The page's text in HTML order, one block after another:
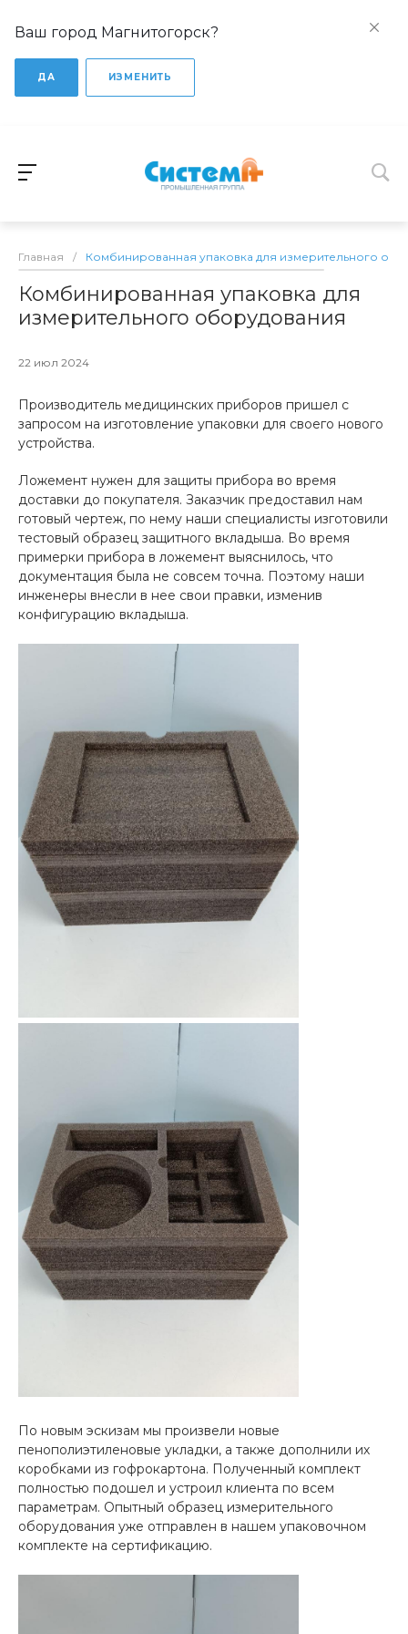
Ваш город Магнитогорск?
ДА ИЗМЕНИТЬ
Главная / Комбинированная упаковка для измерительного
Комбинированная упаковка для
измерительного оборудования
22 июл 2024
Производитель медицинских приборов пришел с
запросом на изготовление упаковки для своего нового
устройства.
Ложемент нужен для защиты прибора во время
доставки до покупателя. Заказчик предоставил нам
готовый чертеж, по нему наши специалисты изготовили
тестовый образец защитного вкладыша. Во время
примерки прибора в ложемент выяснилось, что
документация была не совсем точна. Поэтому наши
инженеры внесли в нее свои правки, изменив
конфигурацию вкладыша.
По новым эскизам мы произвели новые
пенополиэтиленовые укладки, а также дополнили их
коробками из гофрокартона. Полученный комплект
полностью подошел и устроил клиента по всем
параметрам. Опытный образец измерительного
оборудования уже отправлен в нашем упаковочном
комплекте на сертификацию.